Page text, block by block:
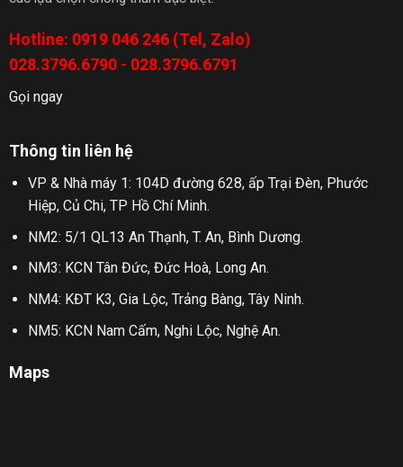
Hotline: 0919 046 246 (Tel, Zalo)
028.3796.6790 - 028.3796.6791
Gọi ngay
Thông tin liên hệ
VP & Nhà máy 1: 104D đường 628, ấp Trại Đèn, Phước
Hiệp, Củ Chi, TP Hồ Chí Minh.
NM2: 5/1 QL13 An Thạnh, T. An, Bình Dương.
NM3: KCN Tân Đức, Đức Hoà, Long An.
NM4: KĐT K3, Gia Lộc, Trảng Bàng, Tây Ninh.
NM5: KCN Nam Cấm, Nghi Lộc, Nghệ An.
Maps